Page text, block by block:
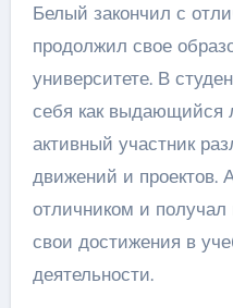
Белый закончил с
продолжил свое
университете. В
себя как выдающийся
активный участник
движений и проектов.
отличником и получал
свои достижения в
деятельности.